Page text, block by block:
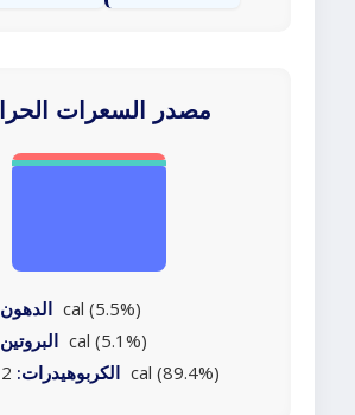
مصدر السعرات
8 cal (5.5%)
7 cal (5.1%)
الكربوهيدرات: 132 cal (89.4%)